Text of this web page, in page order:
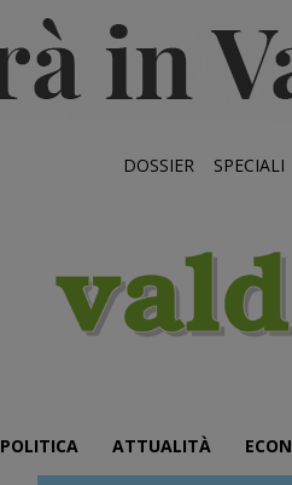
DOSSIER SPECIALI
POLITICA ATTUALITÀ